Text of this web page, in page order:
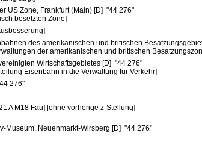
US Zone, Frankfurt (Main) [D] "44 276"
besetzten Zone]
des amerikanischen und britischen
der amerikanischen und britischen
Wirtschaftsgebietes [D] "44 276"
Eisenbahn in die Verwaltung für Verkehr]
276"
A M18 Fau] [ohne vorherige z-Stellung]
Museum, Neuenmarkt-Wirsberg [D] "44 276"